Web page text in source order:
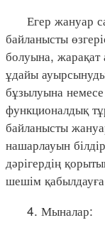
Егер жануар
байланысты
болуына, жарақат
ұдайы ауырсынуды
бұзылуына
функционалдық
байланысты
нашарлауын
дәрігердің
шешім
4. Мыналар: